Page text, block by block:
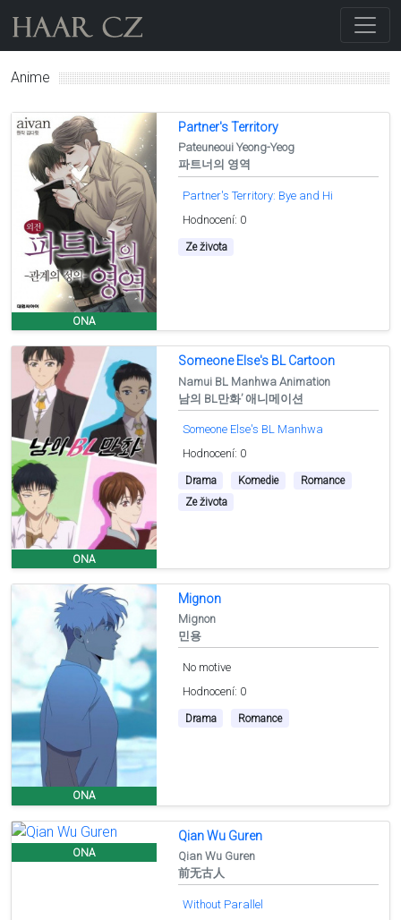
Anime
ONA
Partner's Territory
Pateuneoui Yeong-Yeog
파트너의 영역
Partner's Territory: Bye and Hi
Hodnocení: 0
Ze života
ONA
Someone Else's BL Cartoon
Namui BL Manhwa Animation
남의 BL만화’ 애니메이션
Someone Else's BL Manhwa
Hodnocení: 0
Drama Komedie
Romance
Ze života
ONA
Mignon
Mignon
민용
No motive
Hodnocení: 0
Drama Romance
ONA
Qian Wu Guren
Qian Wu Guren
前无古人
Without Parallel